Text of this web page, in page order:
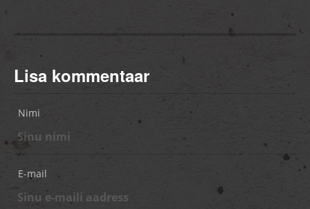
Lisa kommentaar
Nimi
E-mail